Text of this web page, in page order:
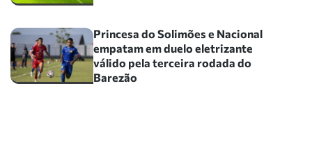
Princesa do Solimões e Nacional
empatam em duelo eletrizante
válido pela terceira rodada do
Barezão